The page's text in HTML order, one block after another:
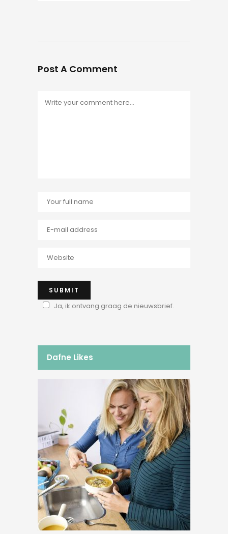
Post A Comment
Ja, ik ontvang graag de nieuwsbrief.
Dafne Likes